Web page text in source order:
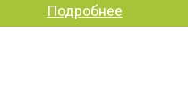
Подробнее